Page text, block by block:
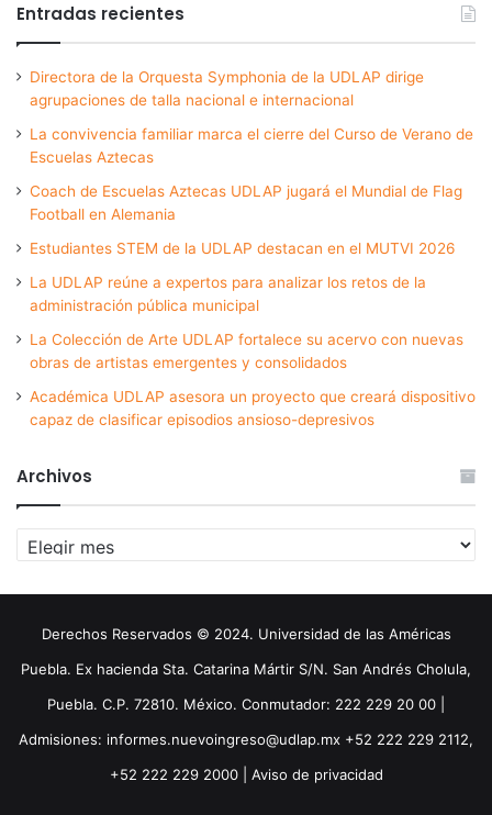
Entradas recientes
Directora de la Orquesta Symphonia de la UDLAP dirige
agrupaciones de talla nacional e internacional
La convivencia familiar marca el cierre del Curso de Verano de
Escuelas Aztecas
Coach de Escuelas Aztecas UDLAP jugará el Mundial de Flag
Football en Alemania
Estudiantes STEM de la UDLAP destacan en el MUTVI 2026
La UDLAP reúne a expertos para analizar los retos de la
administración pública municipal
La Colección de Arte UDLAP fortalece su acervo con nuevas
obras de artistas emergentes y consolidados
Académica UDLAP asesora un proyecto que creará dispositivo
capaz de clasificar episodios ansioso-depresivos
Archivos
Archivos
Derechos Reservados © 2024. Universidad de las Américas
Puebla. Ex hacienda Sta. Catarina Mártir S/N. San Andrés Cholula,
Puebla. C.P. 72810. México. Conmutador: 222 229 20 00 |
Admisiones: informes.nuevoingreso@udlap.mx +52 222 229 2112,
+52 222 229 2000 | Aviso de privacidad